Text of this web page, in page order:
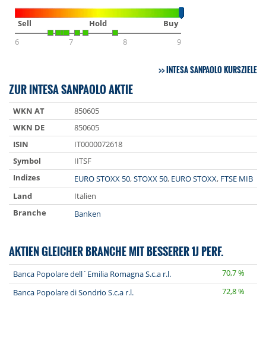
Sell Hold
Buy
6
7 8 9
INTESA SANPAOLO KURSZIELE
ZUR INTESA SANPAOLO AKTIE
WKN AT
850605
WKN DE
850605
ISIN
IT0000072618
Symbol
IITSF
Indizes
EURO STOXX 50,STOXX 50, EURO STOXX, FTSE MIB
Land
Italien
Branche
Banken
AKTIEN GLEICHER BRANCHE MIT BESSERER 1J PERF.
Banca Popolare dell`Emilia Romagna S.c.a r.l.
70,7 %
Banca Popolare di Sondrio S.c.a r.l.
72,8 %